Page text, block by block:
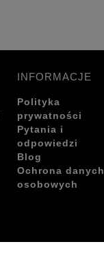
INFORMACJE
Polityka
prywatności
Pytania i
odpowiedzi
Blog
Ochrona danych
osobowych